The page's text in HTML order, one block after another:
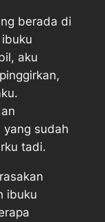
berada di
aku
yang sudah
tadi.
ibuku